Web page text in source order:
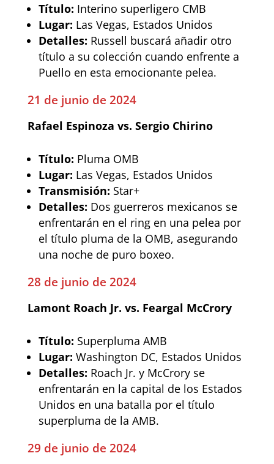
Título: Interino superligero CMB
Lugar: Las Vegas, Estados Unidos
Detalles: Russell buscará añadir otro
título a su colección cuando enfrente a
Puello en esta emocionante pelea.
21 de junio de 2024
Rafael Espinoza vs. Sergio Chirino
Título: Pluma OMB
Lugar: Las Vegas, Estados Unidos
Transmisión: Star+
Detalles: Dos guerreros mexicanos se
enfrentarán en el ring en una pelea por
el título pluma de la OMB, asegurando
una noche de puro boxeo.
28 de junio de 2024
Lamont Roach Jr. vs. Feargal McCrory
Título: Superpluma AMB
Lugar: Washington DC, Estados Unidos
Detalles: Roach Jr. y McCrory se
enfrentarán en la capital de los Estados
Unidos en una batalla por el título
superpluma de la AMB.
29 de junio de 2024